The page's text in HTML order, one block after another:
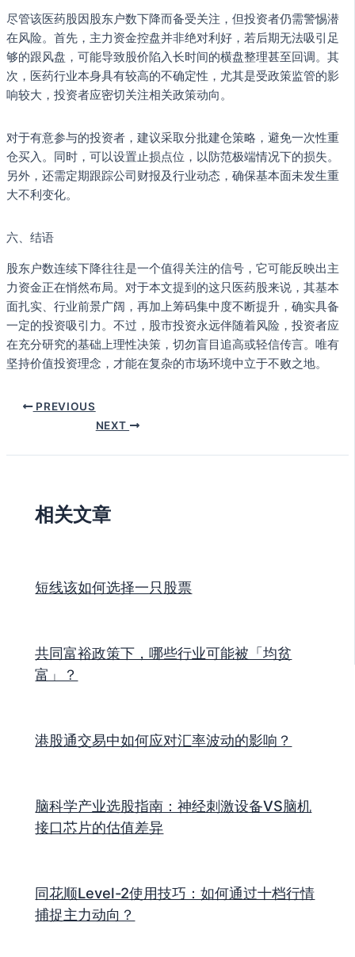
尽管该医药股因股东户数下降而备受关注，但投资者仍需警惕潜
在风险。首先，主力资金控盘并非绝对利好，若后期无法吸引足
够的跟风盘，可能导致股价陷入长时间的横盘整理甚至回调。其
次，医药行业本身具有较高的不确定性，尤其是受政策监管的影
响较大，投资者应密切关注相关政策动向。
对于有意参与的投资者，建议采取分批建仓策略，避免一次性重
仓买入。同时，可以设置止损点位，以防范极端情况下的损失。
另外，还需定期跟踪公司财报及行业动态，确保基本面未发生重
大不利变化。
六、结语
股东户数连续下降往往是一个值得关注的信号，它可能反映出主
力资金正在悄然布局。对于本文提到的这只医药股来说，其基本
面扎实、行业前景广阔，再加上筹码集中度不断提升，确实具备
一定的投资吸引力。不过，股市投资永远伴随着风险，投资者应
在充分研究的基础上理性决策，切勿盲目追高或轻信传言。唯有
坚持价值投资理念，才能在复杂的市场环境中立于不败之地。
PREVIOUS
NEXT
相关文章
短线该如何选择一只股票
共同富裕政策下，哪些行业可能被「均贫
富」？
港股通交易中如何应对汇率波动的影响？
脑科学产业选股指南：神经刺激设备VS脑机
接口芯片的估值差异
同花顺Level-2使用技巧：如何通过十档行情
捕捉主力动向？